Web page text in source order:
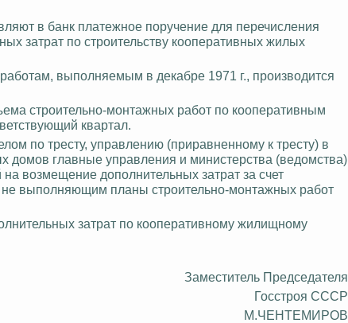
в банк платежное поручение для перечисления
затрат по строительству кооперативных жилых
выполняемым в декабре 1971 г., производится
строительно-монтажных работ по кооперативным
квартал.
по тресту, управлению (приравненному к тресту) в
домов главные управления и министерства (ведомства)
возмещение дополнительных затрат за счет
не выполняющим планы строительно-монтажных работ
затрат по кооперативному жилищному
Заместитель Председателя
Госстроя СССР
М.ЧЕНТЕМИРОВ